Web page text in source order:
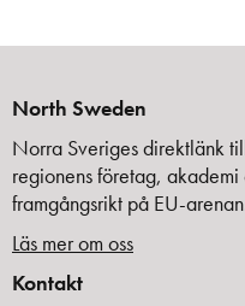
North Sweden
Norra Sveriges direktlänk
regionens företag,
framgångsrikt på EU-
Läs mer om oss
Kontakt